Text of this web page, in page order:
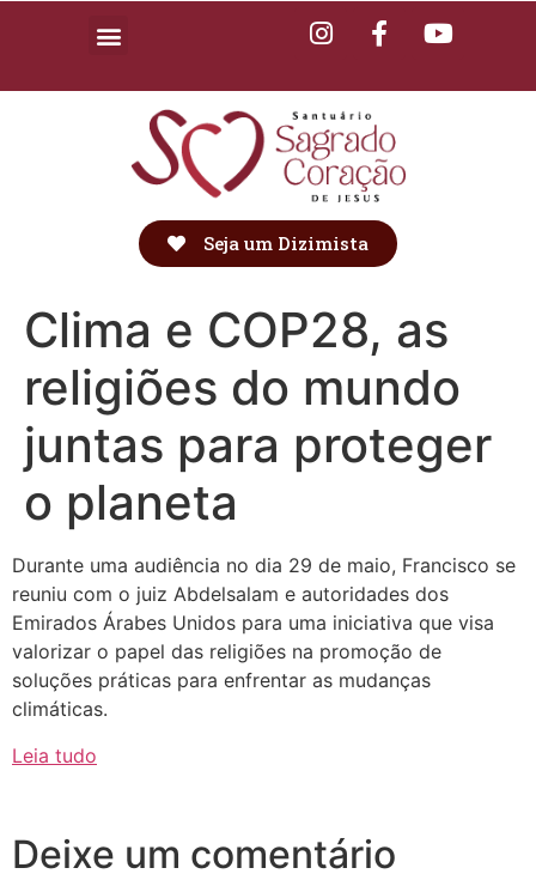
Seja um Dizimista
Clima e COP28, as
religiões do mundo
juntas para proteger
o planeta
Durante uma audiência no dia 29 de maio, Francisco se
reuniu com o juiz Abdelsalam e autoridades dos
Emirados Árabes Unidos para uma iniciativa que visa
valorizar o papel das religiões na promoção de
soluções práticas para enfrentar as mudanças
climáticas.
Leia tudo
Deixe um comentário